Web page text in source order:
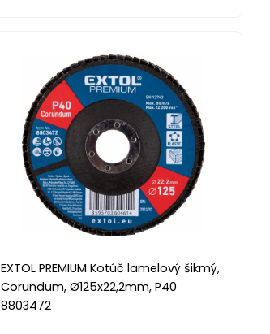
EXTOL PREMIUM Kotúč lamelový šikmý,
Corundum, Ø125x22,2mm, P40
8803472